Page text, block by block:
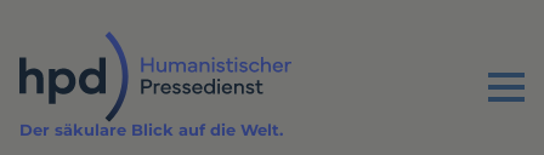
Inhalt
Menu
Der säkulare Blick auf die Welt.